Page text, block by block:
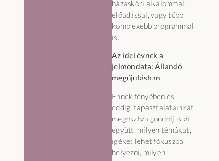
házasköri alkalommal,
előadással, vagy több
komplexebb programmal
is.
Az idei évnek a
jelmondata: Állandó
megújulásban
Ennek fényében és
eddigi tapasztalatainkat
megosztva gondoljuk át
együtt, milyen témákat,
igéket lehet fókuszba
helyezni, milyen